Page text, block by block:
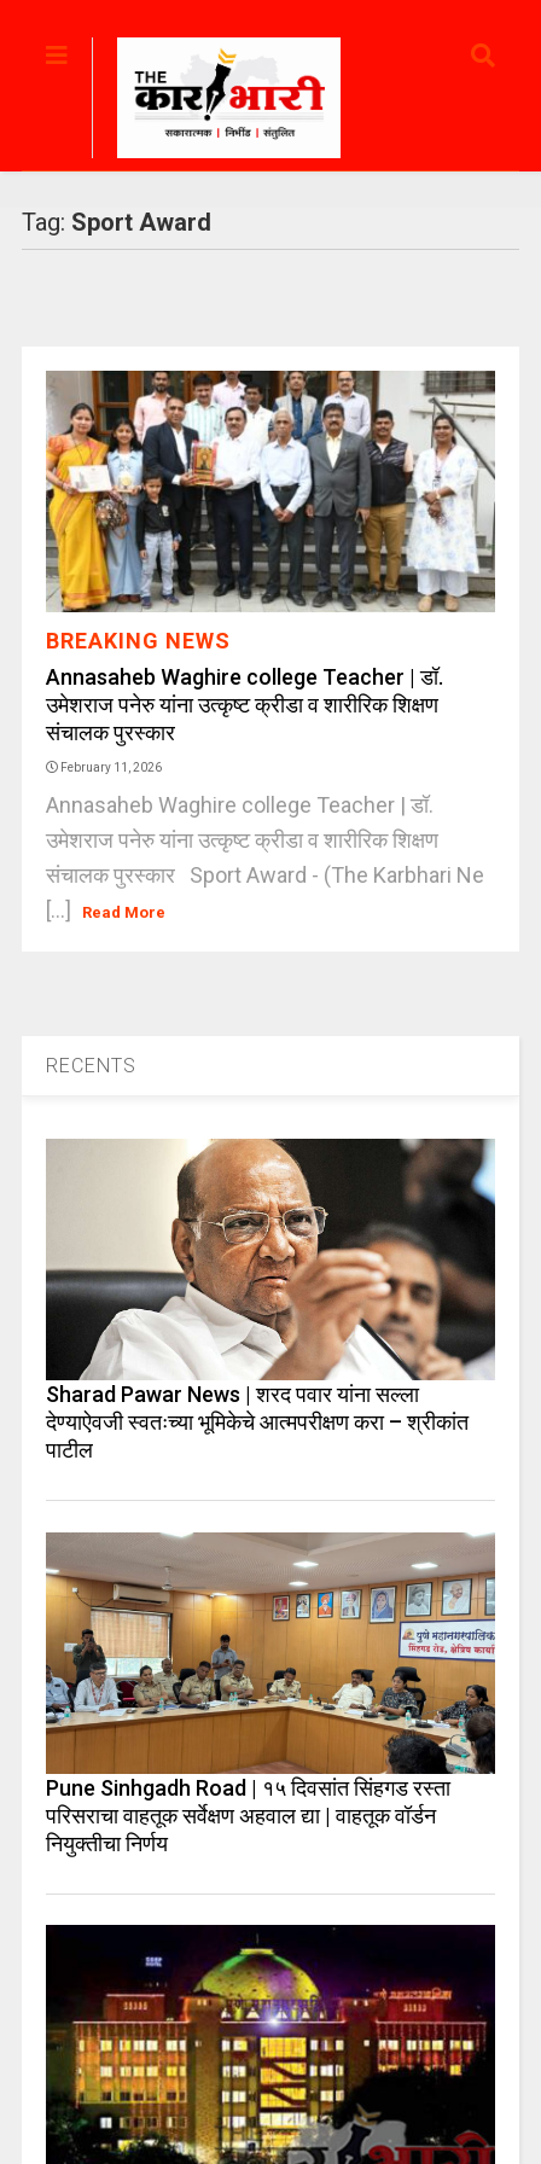
Tag: Sport Award
BREAKING NEWS
Annasaheb Waghire college Teacher | डॉ.
उमेशराज पनेरु यांना उत्कृष्ट क्रीडा व शारीरिक शिक्षण
संचालक पुरस्कार
February 11, 2026
Annasaheb Waghire college Teacher | डॉ.
उमेशराज पनेरु यांना उत्कृष्ट क्रीडा व शारीरिक शिक्षण
संचालक पुरस्कार Sport Award - (The Karbhari Ne
[...]
Read More
RECENTS
Sharad Pawar News | शरद पवार यांना सल्ला
देण्याऐवजी स्वतःच्या भूमिकेचे आत्मपरीक्षण करा – श्रीकांत
पाटील
Pune Sinhgadh Road | १५ दिवसांत सिंहगड रस्ता
परिसराचा वाहतूक सर्वेक्षण अहवाल द्या | वाहतूक वॉर्डन
नियुक्तीचा निर्णय